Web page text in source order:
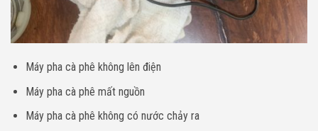
Máy pha cà phê không lên điện
Máy pha cà phê mất nguồn
Máy pha cà phê không có nước chảy ra